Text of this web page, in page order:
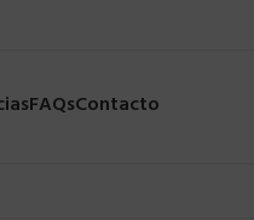
FAQsContacto